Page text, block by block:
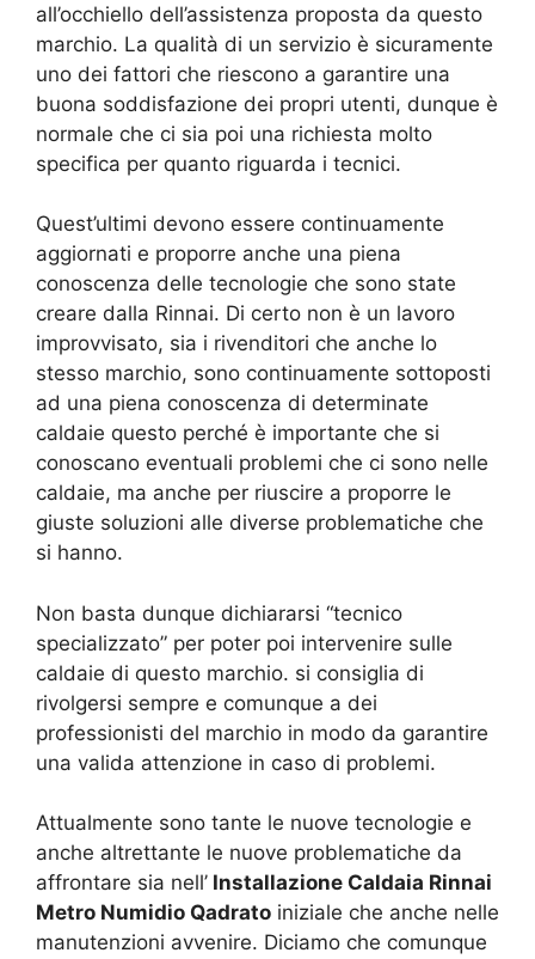
all’occhiello dell’assistenza proposta da questo
marchio. La qualità di un servizio è sicuramente
uno dei fattori che riescono a garantire una
buona soddisfazione dei propri utenti, dunque è
normale che ci sia poi una richiesta molto
specifica per quanto riguarda i tecnici.
Quest’ultimi devono essere continuamente
aggiornati e proporre anche una piena
conoscenza delle tecnologie che sono state
creare dalla Rinnai. Di certo non è un lavoro
improvvisato, sia i rivenditori che anche lo
stesso marchio, sono continuamente sottoposti
ad una piena conoscenza di determinate
caldaie questo perché è importante che si
conoscano eventuali problemi che ci sono nelle
caldaie, ma anche per riuscire a proporre le
giuste soluzioni alle diverse problematiche che
si hanno.
Non basta dunque dichiararsi “tecnico
specializzato” per poter poi intervenire sulle
caldaie di questo marchio. si consiglia di
rivolgersi sempre e comunque a dei
professionisti del marchio in modo da garantire
una valida attenzione in caso di problemi.
Attualmente sono tante le nuove tecnologie e
anche altrettante le nuove problematiche da
affrontare sia nell’ Installazione Caldaia Rinnai
Metro Numidio Qadrato iniziale che anche nelle
manutenzioni avvenire. Diciamo che comunque